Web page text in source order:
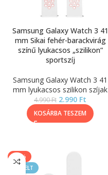
Samsung Galaxy Watch 3 41
mm Sikai fehér-barackvirág
színű lyukacsos „szilikon”
sportszíj
Samsung Galaxy Watch 3 41
mm lyukacsos szilikon szíjak
4.990Ft 2.990 Ft
KOSÁRBA TESZEM
-40%
KIEMELT